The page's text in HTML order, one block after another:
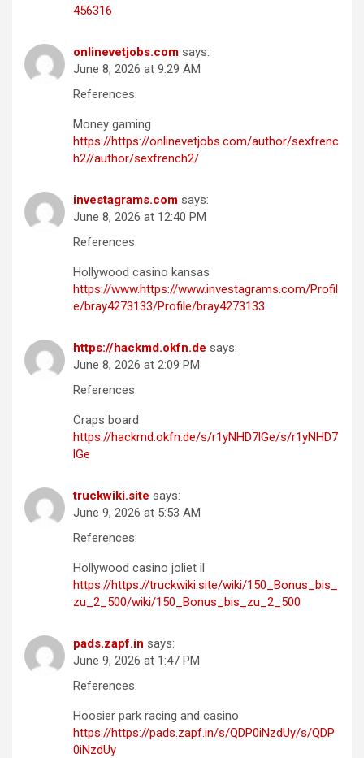
456316
onlinevetjobs.com says:
June 8, 2026 at 9:29 AM
References:
Money gaming
https://https://onlinevetjobs.com/author/sexfrenc
h2//author/sexfrench2/
investagrams.com says:
June 8, 2026 at 12:40 PM
References:
Hollywood casino kansas
https://www.https://www.investagrams.com/Profil
e/bray4273133/Profile/bray4273133
https://hackmd.okfn.de says:
June 8, 2026 at 2:09 PM
References:
Craps board
https://hackmd.okfn.de/s/r1yNHD7lGe/s/r1yNHD7
lGe
truckwiki.site says:
June 9, 2026 at 5:53 AM
References:
Hollywood casino joliet il
https://https://truckwiki.site/wiki/150_Bonus_bis_
zu_2_500/wiki/150_Bonus_bis_zu_2_500
pads.zapf.in says:
June 9, 2026 at 1:47 PM
References:
Hoosier park racing and casino
https://https://pads.zapf.in/s/QDP0iNzdUy/s/QDP
0iNzdUy